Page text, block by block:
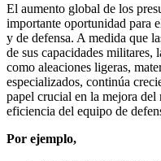
El aumento global de los
importante oportunidad para
y de defensa. A medida que
de sus capacidades militares,
como aleaciones ligeras,
especializados, continúa
papel crucial en la mejora
eficiencia del equipo de
Por ejemplo,